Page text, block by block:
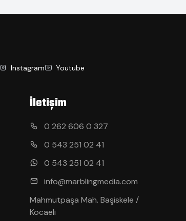
Instagram Youtube
İletişim
0 262 606 0 327
0 543 251 02 41
0 543 251 02 41
info@marblingmedia.com
Mahmutpaşa Mah. Başiskele /
Kocaeli